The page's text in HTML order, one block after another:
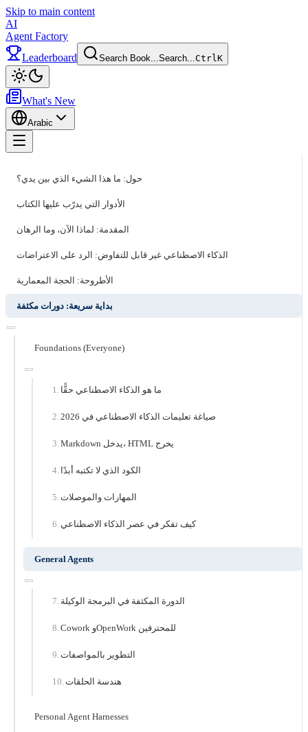
Skip to main content
AI
Agent Factory
Leaderboard
Search Book...Search...CtrlK
What's New
Arabic
حول: ما هذا الشيء الذي بين يدي؟
الأدوار التي يدرّب عليها الكتاب
المقدمة: لماذا الآن، وما الرهان
الذكاء الاصطناعي غير قابل للتفاوض: الرد على الاعتراضات
الأطروحة: الحجة المعمارية
بداية سريعة: دورات مكثفة
Foundations (Everyone)
ما هو الذكاء الاصطناعي حقًّا
صياغة تعليمات الذكاء الاصطناعي في 2026
Markdown يدخل، HTML يخرج
الكود الذي لا تكتبه أبدًا
المهارات والموصلات
كيف تفكر في عصر الذكاء الاصطناعي
General Agents
الدورة المكثفة في البرمجة الوكيلة
Cowork وOpenWork للمحترفين
التطوير بالمواصفات
هندسة الحلقات
Personal Agent Harnesses